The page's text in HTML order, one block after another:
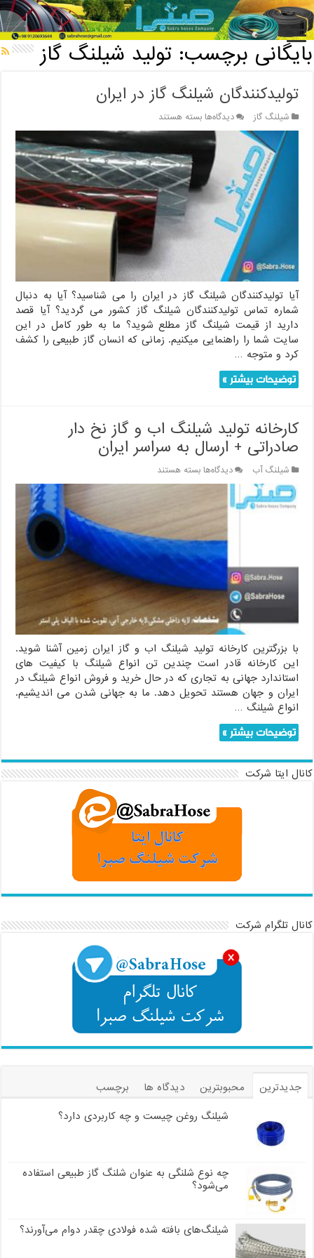
خانه / بایگانی برچسب: تولید شیلنگ گاز
بایگانی برچسب:تولید شیلنگ گاز
تولیدکنندگان شیلنگ گاز در ایران
شیلنگ گاز دیدگاه‌هابرای
تولیدکنندگان
ایران
بسته هستند
آیا تولیدکنندگان شیلنگ گاز در ایران را می شناسید؟ آیا به دنبال
شماره تماس تولیدکنندگان شیلنگ گاز کشور می گردید؟ آیا قصد
دارید از قیمت شیلنگ گاز مطلع شوید؟ ما به طور کامل در این
سایت شما را راهنمایی میکنیم. زمانی که انسان گاز طبیعی را کشف
کرد و متوجه …
توضیحات بیشتر »
کارخانه تولید شیلنگ اب و گاز نخ دار
صادراتی + ارسال به سراسر ایران
شیلنگ آب دیدگاه‌هابرای
کارخانه
اب
گاز
نخ
دار
صادراتی
+
ارسال
به
سراسر
ایران
بسته هستند
با بزرگترین کارخانه تولید شیلنگ اب و گاز ایران زمین آشنا شوید.
این کارخانه قادر است چندین تن انواع شیلنگ با کیفیت های
استاندارد جهانی به تجاری که در حال خرید و فروش انواع شیلنگ در
ایران و جهان هستند تحویل دهد. ما به جهانی شدن می اندیشیم.
انواع شیلنگ …
توضیحات بیشتر »
کانال ایتا شرکت
کانال تلگرام شرکت
جدیدترین محبوبترین دیدگاه ها
برچسب
شیلنگ روغن چیست و چه کاربردی دارد؟
چه نوع شلنگی به عنوان شلنگ گاز طبیعی استفاده
می‌شود؟
شیلنگ‌های بافته شده فولادی چقدر دوام می‌آورند؟